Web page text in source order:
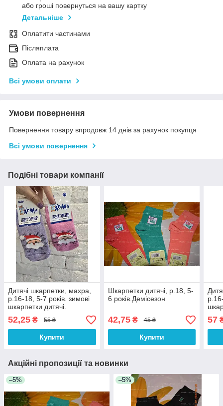
або гроші повернуться на вашу картку
Детальніше
Оплатити частинами
Післяплата
Оплата на рахунок
Всі умови оплати
Умови повернення
Повернення товару впродовж 14 днів за рахунок покупця
Всі умови повернення
Подібні товари компанії
Дитячі шкарпетки, махра,
р.16-18, 5-7 років. зимові
шкарпетки дитячі.
52,25 ₴ 55 ₴
Купити
Шкарпетки дитячі, р.18, 5-
6 років.Демісезон
42,75₴ 45 ₴
Купити
57
Акційні пропозиції та новинки
–5% –5%